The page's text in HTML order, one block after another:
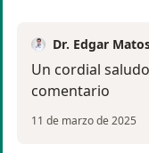
Revista Peruana
Publica
2013 | Journal article
EID: 2-s2.0-
Dr. Edgar
Un cordial
comentario
11 de marzo de 2025